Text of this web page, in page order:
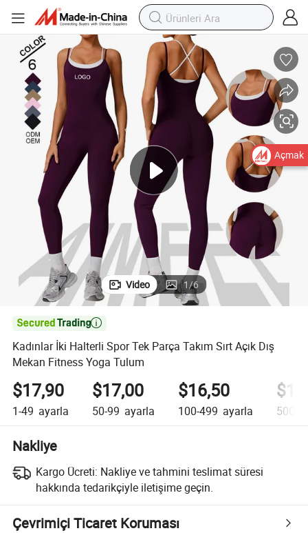
Video 1/6

Kadınlar İki Halterli Spor Tek Parça Takım Sırt Açık Dış
Mekan Fitness Yoga Tulum
$17,90
1-49 ayarla
$17,00
50-99 ayarla
$16,50
100-499 ayarla 500-
Nakliye
Kargo Ücreti: Nakliye ve tahmini teslimat süresi
hakkında tedarikçiyle iletişime geçin.
Çevrimiçi Ticaret Koruması
Açmak